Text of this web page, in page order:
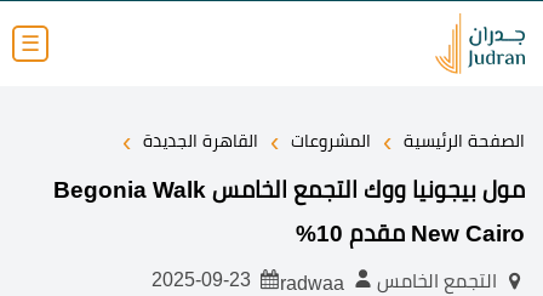
☰
الصفحة الرئيسية › المشروعات › القاهرة الجديدة ›
مول بيجونيا ووك التجمع الخامس Begonia Walk
New Cairo مقدم 10%
التجمع الخامس